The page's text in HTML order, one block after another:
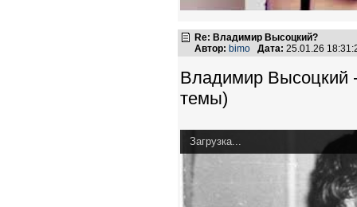
Re: Владимир Высоцкий?
Автор: bimo Дата: 25.01.26
Владимир Высоцкий
темы)
Загрузка...